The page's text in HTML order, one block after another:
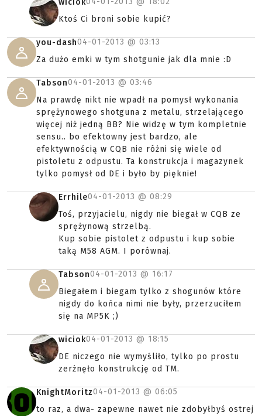
wiciok
Ktoś Ci broni sobie kupić?
you-dash04-01-2013 @ 03:13
Za dużo emki w tym shotgunie jak dla mnie :D
Tabson04-01-2013 @ 03:46
Na prawdę nikt nie wpadł na pomysł wykonania
sprężynowego shotguna z metalu, strzelającego
więcej niż jedną BB? Nie widzę w tym kompletnie
sensu.. bo efektowny jest bardzo, ale
efektywnością w CQB nie różni się wiele od
pistoletu z odpustu. Ta konstrukcja i magazynek
tylko pomysł od DE i było by pięknie!
Errhile04-01-2013 @ 08:29
Toś, przyjacielu, nigdy nie biegał w CQB ze
sprężynową strzelbą.
Kup sobie pistolet z odpustu i kup sobie
taką M58 AGM. I porównaj.
Tabson04-01-2013 @ 16:17
Biegałem i biegam tylko z shogunów które
nigdy do końca nimi nie były, przerzuciłem
się na MP5K ;)
wiciok04-01-2013 @ 18:15
DE niczego nie wymyśliło, tylko po prostu
zerżnęło konstrukcję od TM.
KnightMoritz04-01-2013 @ 06:05
to raz, a dwa- zapewne nawet nie zdobyłbyś ostrej